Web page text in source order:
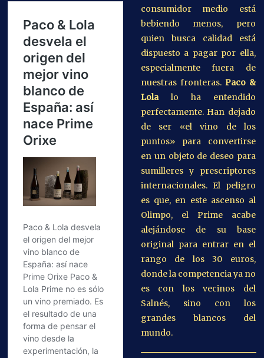
consumidor medio está
bebiendo menos, pero
quien busca calidad está
dispuesto a pagar por ella,
especialmente fuera de
nuestras fronteras. Paco &
Lolalo ha entendido
perfectamente. Han dejado
de ser «el vino de los
puntos» para convertirse
en un objeto de deseo para
sumilleres y prescriptores
internacionales. El peligro
es que, en este ascenso al
Olimpo, el Prime acabe
alejándose de su base
original para entrar en el
rango de los 30 euros,
donde la competencia ya no
es con los vecinos del
Salnés, sino con los
grandes blancos del
mundo.